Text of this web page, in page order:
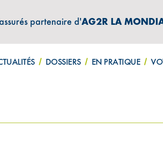
partenaire d'AG2R LA
DOSSIERS EN PRATIQUE
"AMPHITÉA INFOS"